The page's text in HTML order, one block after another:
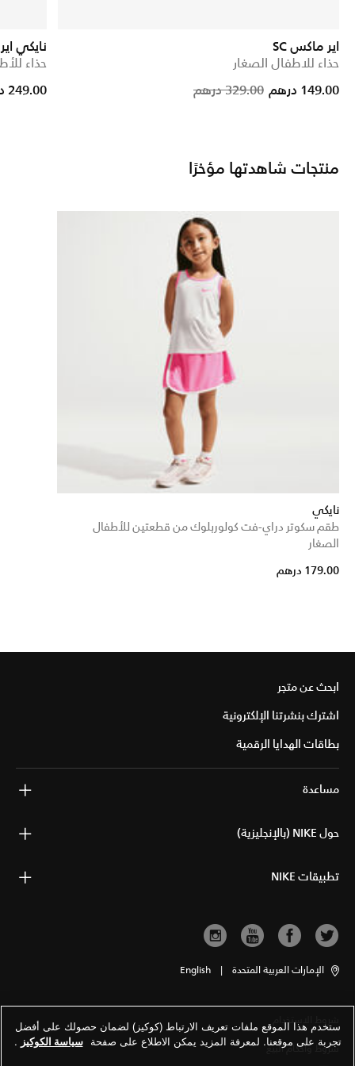
اير ماكس SC
حذاء للاطفال الصغار
Price
329.00 درهم to
149.00 درهم
نايكي
حذاء
reduced from
to
249.00 درهم
منتجات شاهدتها مؤخرًا
نايكي
طقم سكوتر دراي-فت كولوربلوك من قطعتين للأطفال
الصغار
179.00 درهم
ابحث عن متجر
اشترك بنشرتنا الإلكترونية
بطاقات الهدايا الرقمية
مساعدة
حول NIKE (بالإنجليزية)
تطبيقات NIKE
الإمارات العربية المتحدة |
English
شروط الاستخدام
شروط وأحكام البيع
ستخدم هذا الموقع ملفات تعريف الارتباط (كوكيز) لضمان حصولك على أفضل
تجربة على موقعنا. لمعرفة المزيد يمكن الاطلاع على صفحة سياسة الكوكيز .